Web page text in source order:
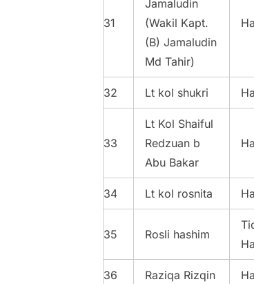
31
Jamaludin
(Wakil Kapt.
(B) Jamaludin
Md Tahir)
32 Lt kol shukri
33
Lt Kol Shaiful
Redzuan b
Abu Bakar
34 Lt kol rosnita
35 Rosli hashim
36 Raziqa Rizqin